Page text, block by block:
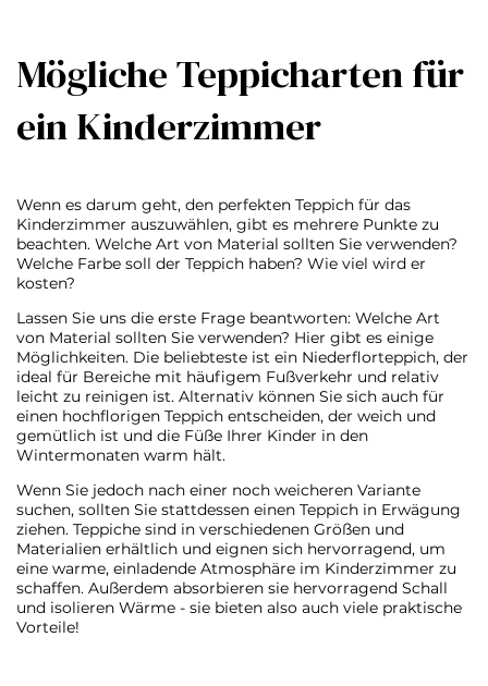
Mögliche Teppicharten für
ein Kinderzimmer
Wenn es darum geht, den perfekten Teppich für das
Kinderzimmer auszuwählen, gibt es mehrere Punkte zu
beachten. Welche Art von Material sollten Sie verwenden?
Welche Farbe soll der Teppich haben? Wie viel wird er
kosten?
Lassen Sie uns die erste Frage beantworten: Welche Art
von Material sollten Sie verwenden? Hier gibt es einige
Möglichkeiten. Die beliebteste ist ein Niederflorteppich, der
ideal für Bereiche mit häufigem Fußverkehr und relativ
leicht zu reinigen ist. Alternativ können Sie sich auch für
einen hochflorigen Teppich entscheiden, der weich und
gemütlich ist und die Füße Ihrer Kinder in den
Wintermonaten warm hält.
Wenn Sie jedoch nach einer noch weicheren Variante
suchen, sollten Sie stattdessen einen Teppich in Erwägung
ziehen. Teppiche sind in verschiedenen Größen und
Materialien erhältlich und eignen sich hervorragend, um
eine warme, einladende Atmosphäre im Kinderzimmer zu
schaffen. Außerdem absorbieren sie hervorragend Schall
und isolieren Wärme - sie bieten also auch viele praktische
Vorteile!